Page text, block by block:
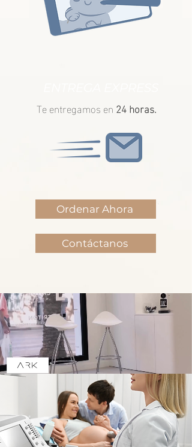
Te entregamos en24 horas.
Ordenar Ahora
Contáctanos